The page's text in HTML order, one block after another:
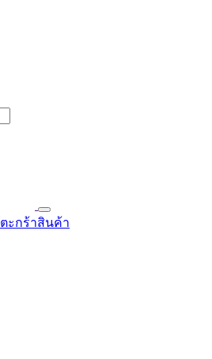
ตะกร้าสินค้า